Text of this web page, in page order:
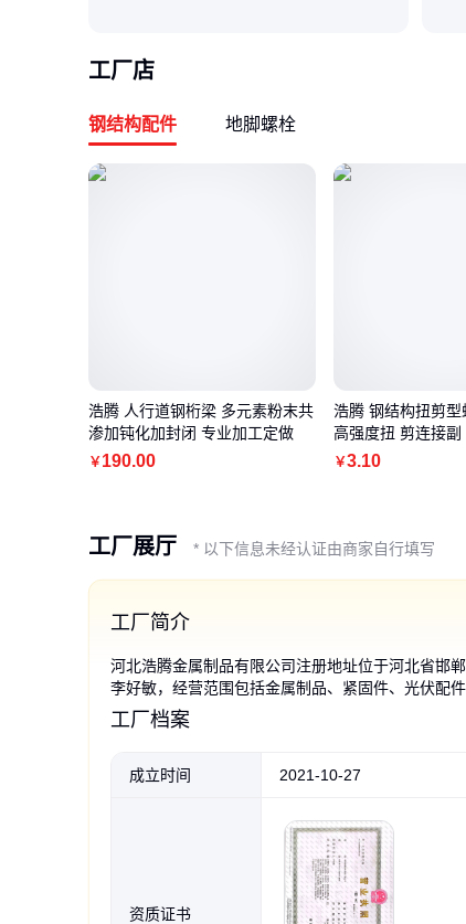
工厂店
钢结构配件 地脚螺栓
浩腾 人行道钢桁梁 多元素粉末共
渗加钝化加封闭 专业加工定做
￥ 190.00
浩腾 钢结构扭剪型
高强度扭 剪连接副
￥3.10
房镀锌光伏直拉条
大六角螺丝 摩擦型
角螺丝 光伏配件 电力铁塔 国标
H型预埋件 铁路桥
工厂展厅 * 以下信息未经认证由商家自行填写
工厂简介
河北浩腾金属制品有限公司注册地址位于河北省邯
李好敏，经营范围包括金属制品、紧固件、光伏配
设施配件、汽车配件、机械设备及配件、索具、钢
物进出口业务。（依法须经批准的项目，经相关部
工厂档案
成立时间 2021-10-27
资质证书